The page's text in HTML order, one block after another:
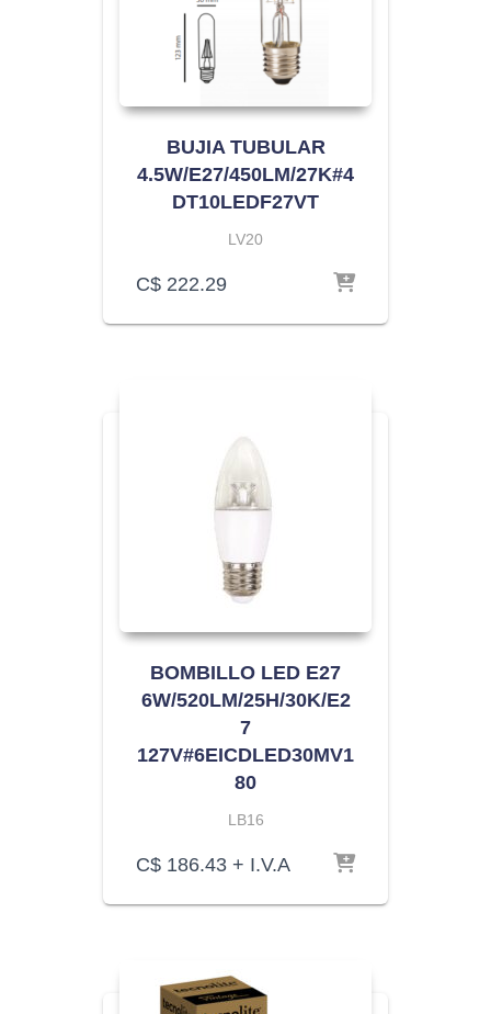
BUJIA TUBULAR
4.5W/E27/450LM/27K#4
DT10LEDF27VT
LV20
C$ 222.29
BOMBILLO LED E27
6W/520LM/25H/30K/E2
7
127V#6EICDLED30MV1
80
LB16
C$ 186.43 + I.V.A